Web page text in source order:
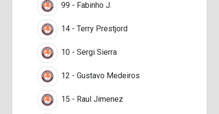
99 - Fabinho J.
14 - Terry Prestjord
10 - Sergi Sierra
12 - Gustavo Medeiros
15 - Raul Jimenez